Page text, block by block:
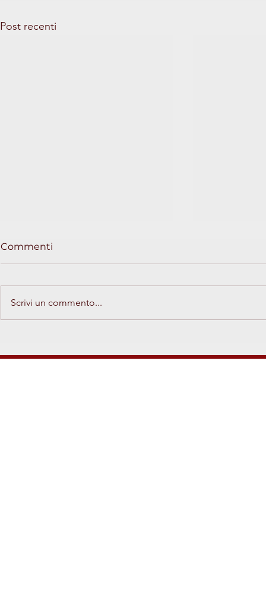
Post recenti
Commenti
Scrivi un commento...